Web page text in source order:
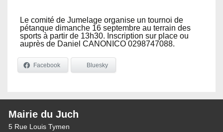
Le comité de Jumelage organise un tournoi de
pétanque dimanche 16 septembre au terrain des
sports à partir de 13h30. Inscription sur place ou
auprès de Daniel CANONICO 0298747088.
Facebook Bluesky
Mairie du Juch
5 Rue Louis Tymen